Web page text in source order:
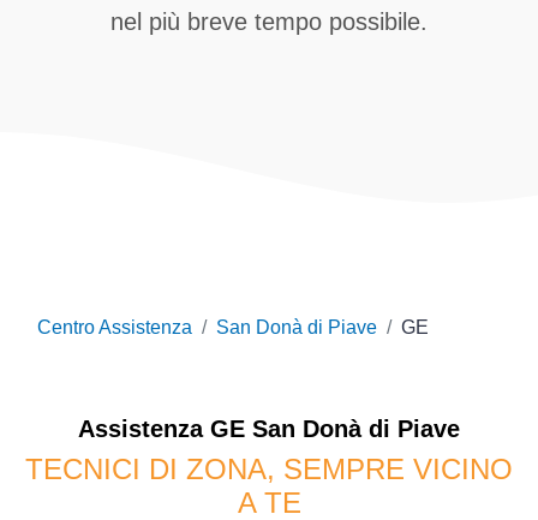
nel più breve tempo possibile.
Centro Assistenza San Donà di Piave GE
Assistenza GE San Donà di Piave
TECNICI DI ZONA, SEMPRE VICINO
A TE